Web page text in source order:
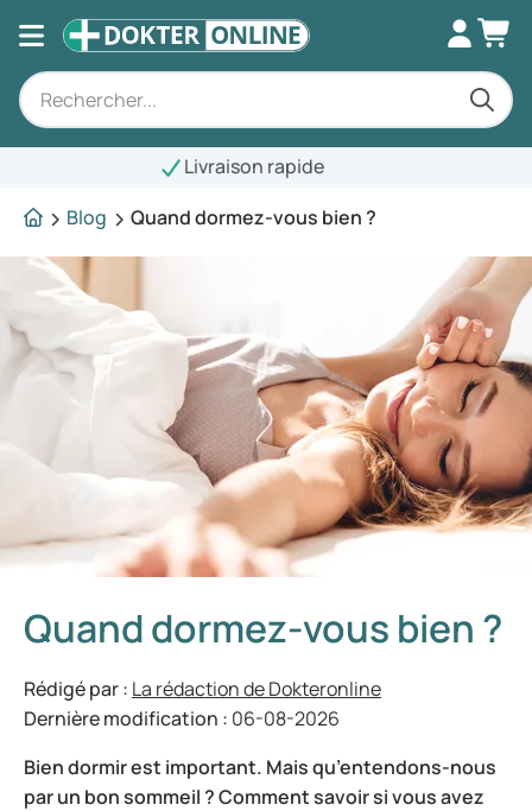
Blog
Quand dormez-vous bien ?
Quand dormez-vous bien ?
Rédigé par : La rédaction de Dokteronline
Dernière modification : 06-08-2026
Bien dormir est important. Mais qu’entendons-nous
par un bon sommeil ? Comment savoir si vous avez